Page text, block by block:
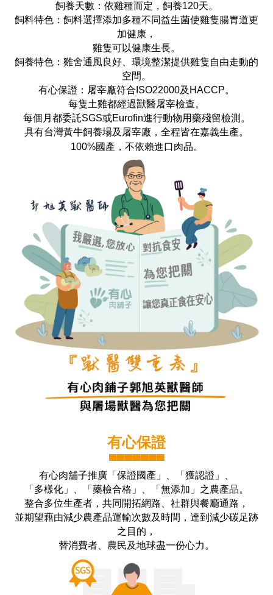
飼養天數：依雞種而定，飼養120天。
飼料特色：飼料選擇添加多種不同益生菌使雞隻腸胃道更
加健康，
雞隻可以健康生長。
飼養特色：雞舍通風良好、環境整潔提供雞隻自由走動的
空間。
有心保證：屠宰廠符合ISO22000及HACCP。
每隻土雞都經過獸醫屠宰檢查。
每個月都委託SGS或Eurofin進行動物用藥殘留檢測。
具有台灣黃牛飼養場及屠宰廠，全程皆在嘉義生產。
100%國產，不依賴進口肉品。
有心保證
▀▀▀▀▀▀▀
有心肉舖子推廣「保證國產」、「獲認證」、
「多樣化」、「藥檢合格」、「無添加」之農產品。
整合多位生產者，共同開拓網路、社群與餐廳通路，
並期望藉由減少農產品運輸次數及時間，達到減少碳足跡
之目的，
替消費者、農民及地球盡一份心力。